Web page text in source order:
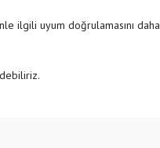
ilgili uyum doğrulamasını